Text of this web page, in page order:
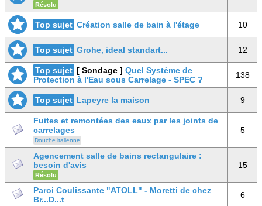
Résolu
Top sujet Création salle de bain à l'étage 10
Top sujet Grohe, ideal standart... 12
Top sujet [ Sondage ] Quel Système de
Protection à l'Eau sous Carrelage - SPEC ?
138
Top sujet Lapeyre la maison 9
Fuites et remontées des eaux par les joints de
carrelages
Douche italienne
5
Agencement salle de bains rectangulaire :
besoin d'avis
Résolu
15
Paroi Coulissante "ATOLL" - Moretti de chez
Br...D...t
6